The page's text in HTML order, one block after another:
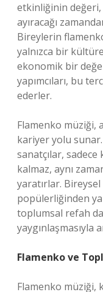
etkinliğinin
ayıracağı
Bireylerin
yalnızca bir
ekonomik bir
yapımcıları, bu
ederler.
Flamenko müziği,
kariyer yolu
sanatçılar,
kalmaz, aynı
yaratırlar.
popülerliğinden
toplumsal refah
yaygınlaşmasıyla
Flamenko ve
Flamenko